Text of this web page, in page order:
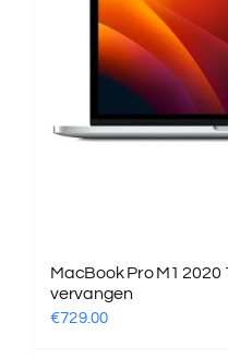
MacBook Pro M1 2020
vervangen
€729.00